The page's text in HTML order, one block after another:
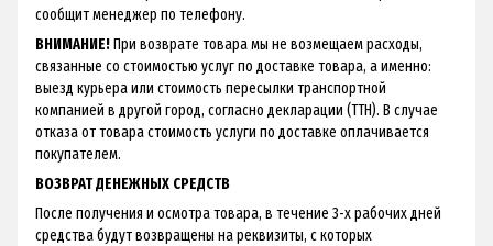
сообщит менеджер по телефону.
ВНИМАНИЕ!При возврате товара мы не возмещаем расходы,
связанные со стоимостью услуг по доставке товара, а именно:
выезд курьера или стоимость пересылки транспортной
компанией в другой город, согласно декларации (ТТН). В случае
отказа от товара стоимость услуги по доставке оплачивается
покупателем.
ВОЗВРАТ ДЕНЕЖНЫХ СРЕДСТВ
После получения и осмотра товара, в течение 3-х рабочих дней
средства будут возвращены на реквизиты, с которых